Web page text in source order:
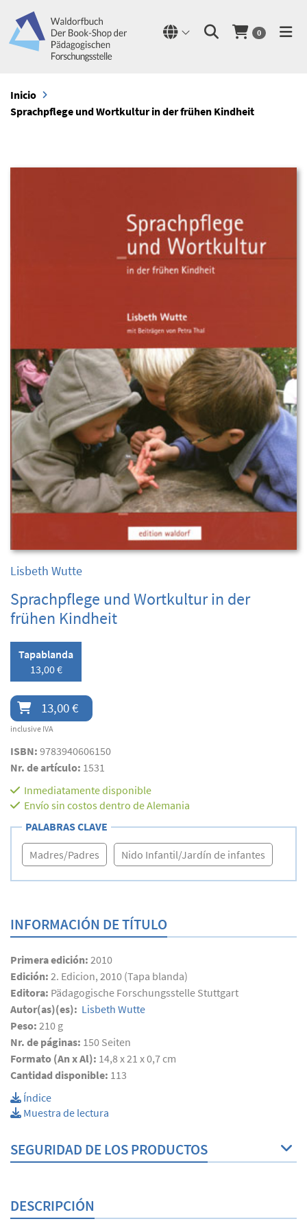
0
Inicio
Sprachpflege und Wortkultur in der frühen Kindheit
Lisbeth Wutte
Sprachpflege und Wortkultur in der
frühen Kindheit
Tapablanda
13,00 €
13,00 €
inclusive IVA
ISBN: 9783940606150
Nr. de artículo: 1531
Inmediatamente disponible
Envío sin costos dentro de Alemania
PALABRAS CLAVE
Madres/Padres Nido Infantil/Jardín de infantes
INFORMACIÓN DE TÍTULO
Primera edición: 2010
Edición: 2. Edicion, 2010 (Tapa blanda)
Editora: Pädagogische Forschungsstelle Stuttgart
Autor(as)(es): Lisbeth Wutte
Peso: 210 g
Nr. de páginas: 150 Seiten
Formato (An x Al): 14,8 x 21 x 0,7 cm
Cantidad disponible: 113
Índice
Muestra de lectura
SEGURIDAD DE LOS PRODUCTOS
DESCRIPCIÓN